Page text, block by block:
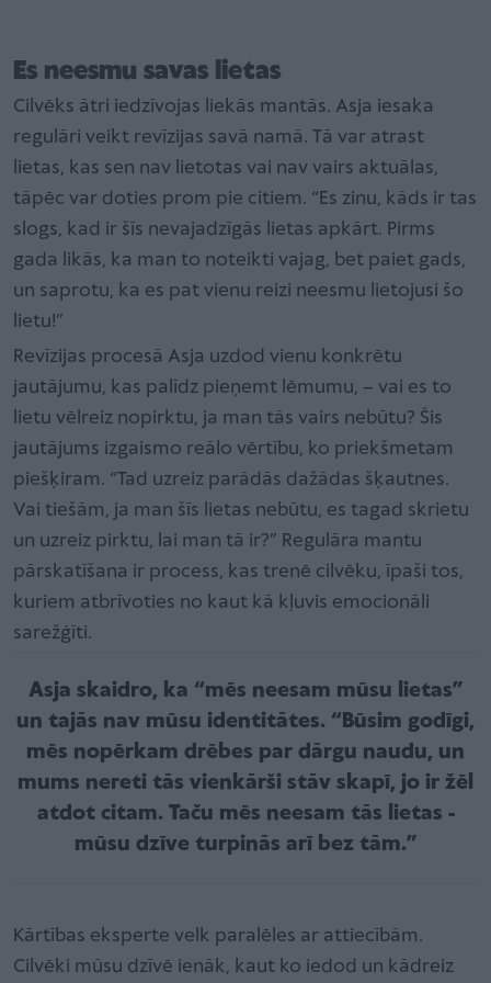
Es neesmu savas lietas
Cilvēks ātri iedzīvojas liekās mantās. Asja iesaka
regulāri veikt revīzijas savā namā. Tā var atrast
lietas, kas sen nav lietotas vai nav vairs aktuālas,
tāpēc var doties prom pie citiem. “Es zinu, kāds ir tas
slogs, kad ir šīs nevajadzīgās lietas apkārt. Pirms
gada likās, ka man to noteikti vajag, bet paiet gads,
un saprotu, ka es pat vienu reizi neesmu lietojusi šo
lietu!”
Revīzijas procesā Asja uzdod vienu konkrētu
jautājumu, kas palīdz pieņemt lēmumu, – vai es to
lietu vēlreiz nopirktu, ja man tās vairs nebūtu? Šis
jautājums izgaismo reālo vērtību, ko priekšmetam
piešķiram. “Tad uzreiz parādās dažādas šķautnes.
Vai tiešām, ja man šīs lietas nebūtu, es tagad skrietu
un uzreiz pirktu, lai man tā ir?” Regulāra mantu
pārskatīšana ir process, kas trenē cilvēku, īpaši tos,
kuriem atbrīvoties no kaut kā kļuvis emocionāli
sarežģīti.
Asja skaidro, ka “mēs neesam mūsu lietas”
un tajās nav mūsu identitātes. “Būsim godīgi,
mēs nopērkam drēbes par dārgu naudu, un
mums nereti tās vienkārši stāv skapī, jo ir žēl
atdot citam. Taču mēs neesam tās lietas -
mūsu dzīve turpinās arī bez tām.”
Kārtības eksperte velk paralēles ar attiecībām.
Cilvēki mūsu dzīvē ienāk, kaut ko iedod un kādreiz